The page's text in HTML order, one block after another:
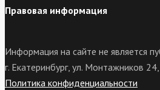
Правовая информация
Информация на сайте не является
г. Екатеринбург, ул. Монтажников
Политика конфиденциальности